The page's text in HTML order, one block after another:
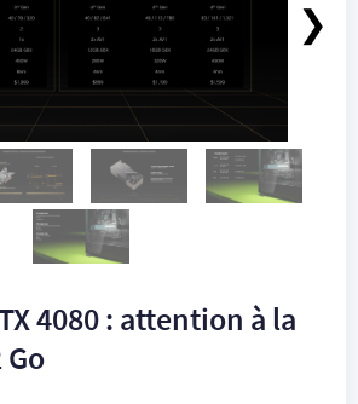
❯
4080 : attention à la